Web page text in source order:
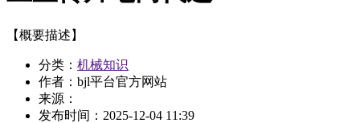
【概要描述】
分类： 机械知识
作者：bjl平台官方网站
来源：
发布时间： 2025-12-04 11:39